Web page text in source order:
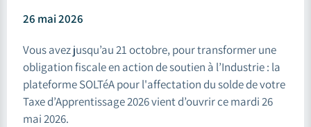
26 mai 2026
Vous avez jusqu’au 21 octobre, pour transformer une
obligation fiscale en action de soutien à l’Industrie : la
plateforme SOLTéA pour l'affectation du solde de votre
Taxe d’Apprentissage 2026 vient d’ouvrir ce mardi 26
mai 2026.